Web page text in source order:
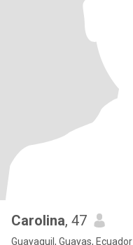
Carolina, 47
Guayaquil, Guayas, Ecuador